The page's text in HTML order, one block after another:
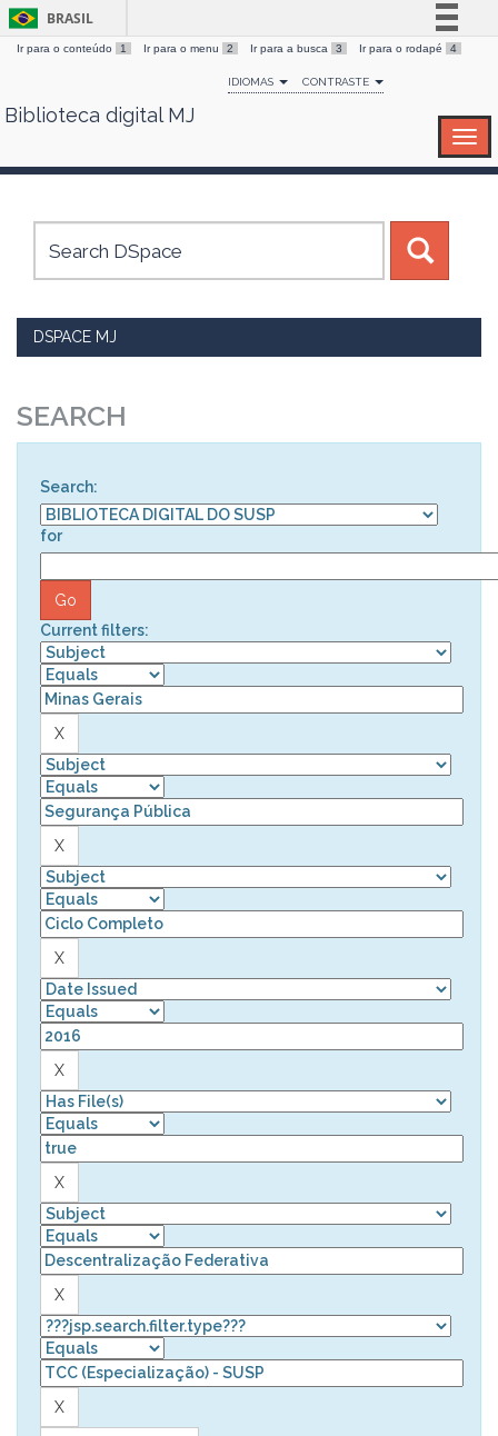
Skip
BRASIL
Simplifique!
Comunica BR
Canais
Ir para o conteúdo 1 Ir para o menu 2 Ir para a busca 3 Ir para o rodapé 4
IDIOMAS CONTRASTE
Biblioteca digital MJ
DSPACE MJ
SEARCH
Search:
for
Current filters: